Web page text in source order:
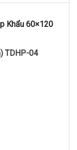
Khẩu 60×120
TDHP-04